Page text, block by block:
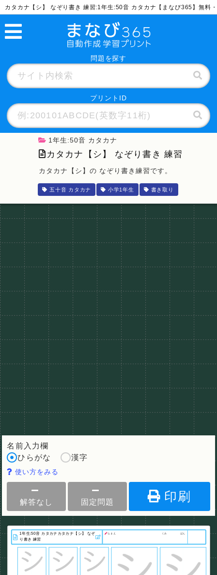
カタカナ【シ】 なぞり書き 練習:1年生:50音 カタカナ【まなび365】無料
問題を探す
プリントID
1年生:50音 カタカナ
カタカナ【シ】 なぞり書き 練習
カタカナ【シ】の なぞり書き練習です。
五十音 カタカナ 小学1年生 書き取り
名前入力欄
ひらがな
漢字
使い方をみる
解答なし 固定問題 印刷
なまえ くみ ばん